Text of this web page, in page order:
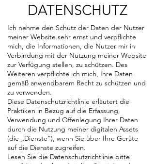
DATENSCHUTZ
Ich nehme den Schutz der Daten der Nutzer
meiner Website sehr ernst und verpflichte
mich, die Informationen, die Nutzer mir in
Verbindung mit der Nutzung meiner Website
zur Verfügung stellen, zu schützen. Des
Weiteren verpflichte ich mich, Ihre Daten
gemäß anwendbarem Recht zu schützen und
zu verwenden.
Diese Datenschutzrichtlinie erläutert die
Praktiken in Bezug auf die Erfassung,
Verwendung und Offenlegung Ihrer Daten
durch die Nutzung meiner digitalen Assets
(die „Dienste“), wenn Sie über Ihre Geräte
auf die Dienste zugreifen.
Lesen Sie die Datenschutzrichtlinie bitte